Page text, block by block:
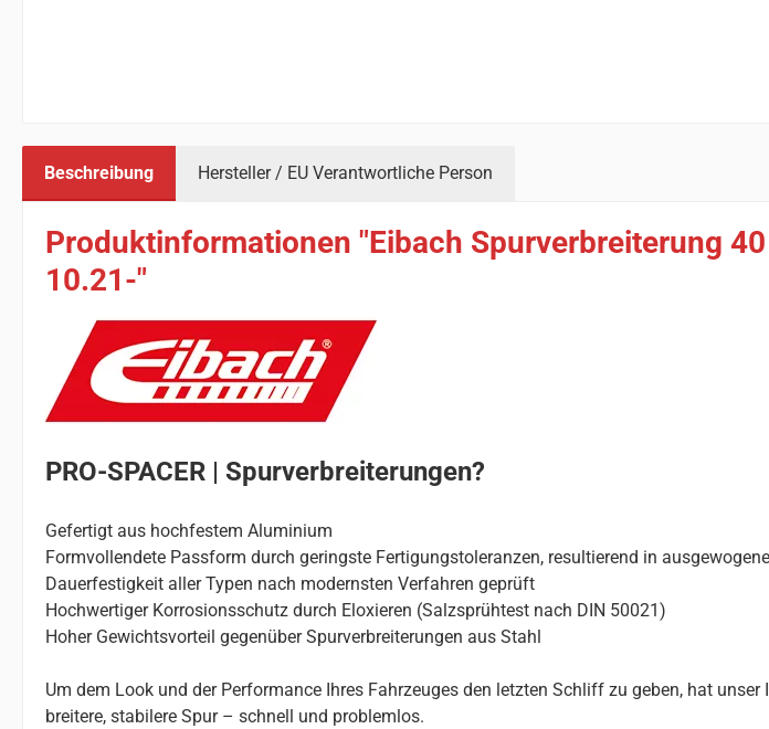
Beschreibung Hersteller / EU Verantwortliche Person
Produktinformationen "Eibach Spurverbreiterung
10.21-"
PRO-SPACER | Spurverbreiterungen?
Gefertigt aus hochfestem Aluminium
Formvollendete Passform durch geringste Fertigungstoleranzen, resultierend in
Dauerfestigkeit aller Typen nach modernsten Verfahren geprüft
Hochwertiger Korrosionsschutz durch Eloxieren (Salzsprühtest nach DIN 50021)
Hoher Gewichtsvorteil gegenüber Spurverbreiterungen aus Stahl
Um dem Look und der Performance Ihres Fahrzeuges den letzten Schliff zu geben, hat
breitere, stabilere Spur – schnell und problemlos.